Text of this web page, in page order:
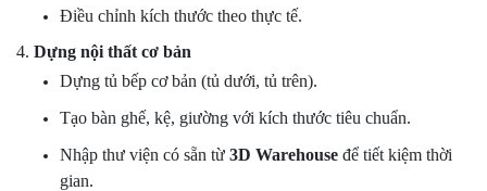
Điều chỉnh kích thước theo thực tế.
4. Dựng nội thất cơ bản
Dựng tủ bếp cơ bản (tủ dưới, tủ trên).
Tạo bàn ghế, kệ, giường với kích thước tiêu chuẩn.
Nhập thư viện có sẵn từ 3D Warehouse để tiết kiệm thời
gian.